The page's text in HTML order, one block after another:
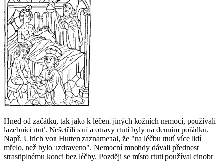
Hned od začátku, tak jako k léčení jiných kožních nemocí, používali
lazebníci rtuť. Nešetřili s ní a otravy rtutí byly na denním pořádku.
Např. Ulrich von Hutten zaznamenal, že "na léčbu rtutí více lidí
mřelo, než bylo uzdraveno". Nemocní mnohdy dávali přednost
strastiplnému konci bez léčby. Později se místo rtuti používal cinobr